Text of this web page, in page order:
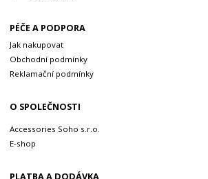
PÉČE A PODPORA
Jak nakupovat
Obchodní podmínky
Reklamační podmínky
O SPOLEČNOSTI
Accessories Soho s.r.o.
E-shop
PLATBA A DODÁVKA